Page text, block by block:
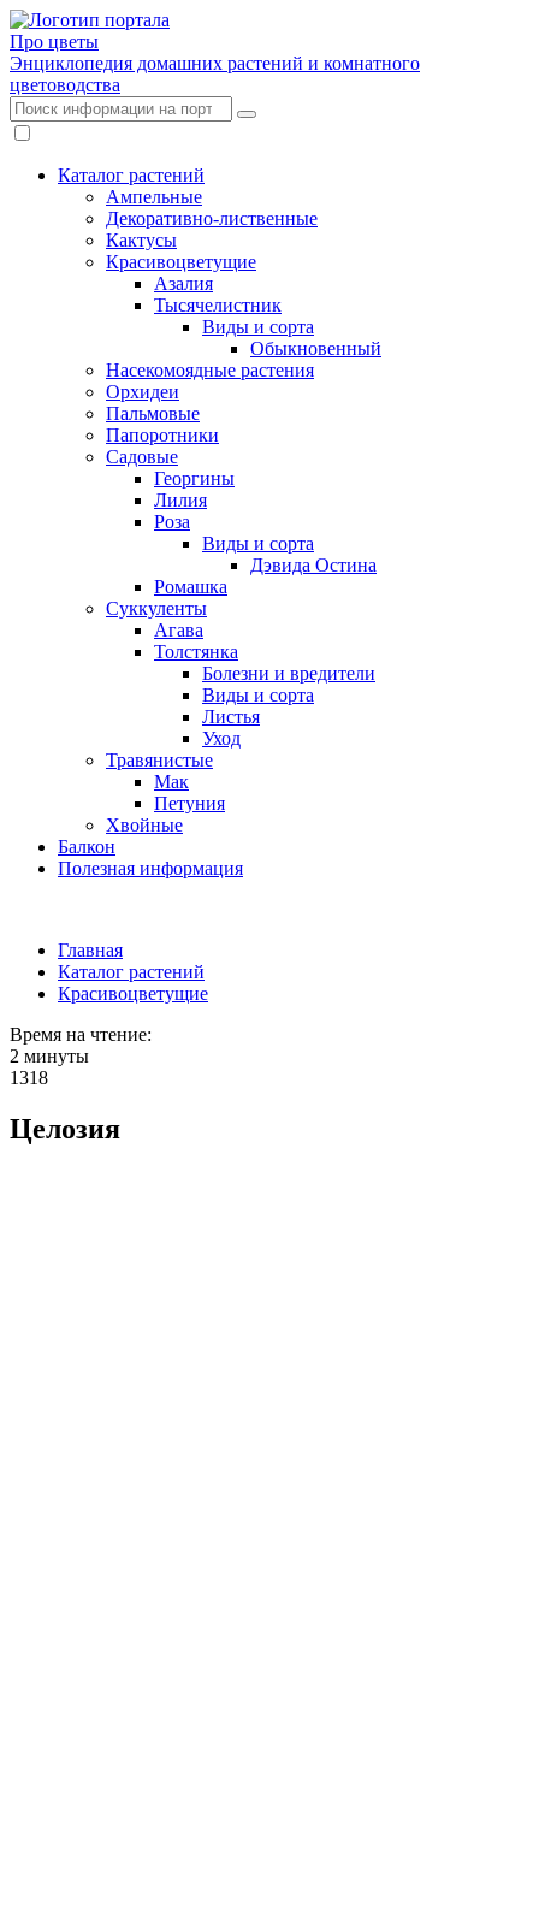
Про цветы
Энциклопедия домашних растений и комнатного
цветоводства
Каталог растений
Ампельные
Декоративно-лиственные
Кактусы
Красивоцветущие
Азалия
Тысячелистник
Виды и сорта
Обыкновенный
Насекомоядные растения
Орхидеи
Пальмовые
Папоротники
Садовые
Георгины
Лилия
Роза
Виды и сорта
Дэвида Остина
Ромашка
Суккуленты
Агава
Толстянка
Болезни и вредители
Виды и сорта
Листья
Уход
Травянистые
Мак
Петуния
Хвойные
Балкон
Полезная информация
Главная
Каталог растений
Красивоцветущие
Время на чтение:
2 минуты
1318
Целозия